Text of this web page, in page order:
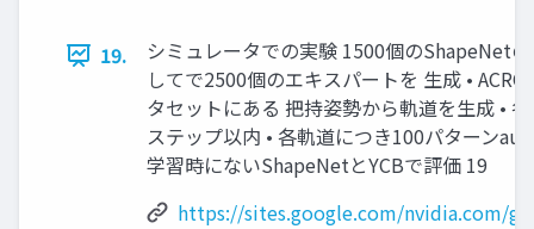
19.
シミュレータでの実験 1500個のShapeNet
してで2500個のエキスパートを 生成 •
タセットにある 把持姿勢から軌道を生成 •
ステップ以内 • 各軌道につき100パターン
学習時にないShapeNetとYCBで評価 19
https://sites.google.com/nvidia.com/